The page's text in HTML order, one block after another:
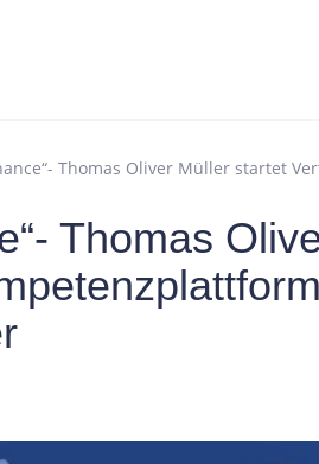
Thomas Oliver Müller startet
Thomas